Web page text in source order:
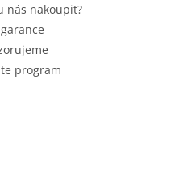
nás nakoupit?
program